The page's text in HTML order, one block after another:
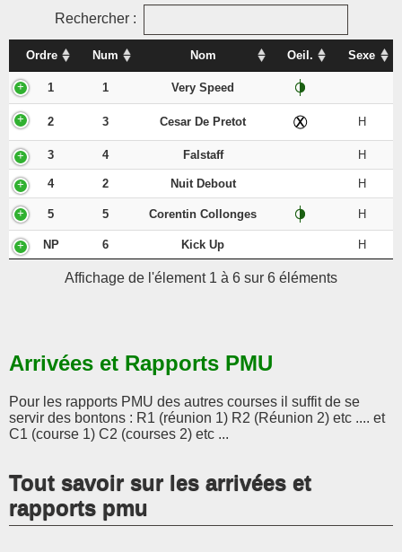
Rechercher :
Ordre Num Nom Oeil. Sexe
1 1 Very Speed
2 3 Cesar De Pretot H
3 4 Falstaff H
4 2 Nuit Debout H
5 5 Corentin Collonges H
NP 6 Kick Up H
Affichage de l'élement 1 à 6 sur 6 éléments
Arrivées et Rapports PMU
Pour les rapports PMU des autres courses il suffit de se
servir des bontons : R1 (réunion 1) R2 (Réunion 2) etc .... et
C1 (course 1) C2 (courses 2) etc ...
Tout savoir sur les arrivées et
rapports pmu